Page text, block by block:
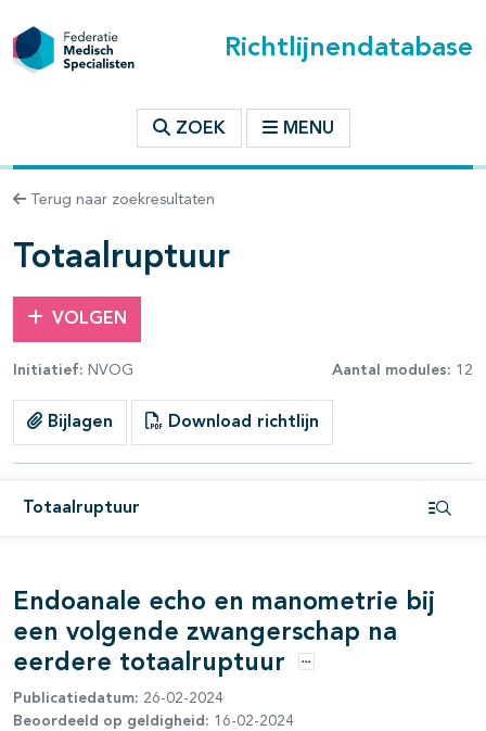
Richtlijnendatabase
ZOEK MENU
Terug naar zoekresultaten
Totaalruptuur
VOLGEN
Initiatief: NVOG Aantal modules: 12
Bijlagen Download richtlijn
Totaalruptuur
binnen deze richtlijn
open- en dichtklappen
open- en dichtklappen
Endoanale echo en manometrie bij
een volgende zwangerschap na
eerdere totaalruptuur
Opties
Publicatiedatum: 26-02-2024
Beoordeeld op geldigheid: 16-02-2024